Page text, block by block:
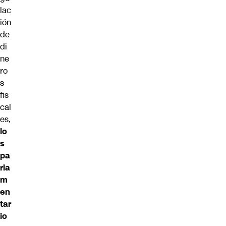
lac
ión
de
di
ne
ro
s
fis
cal
es,
lo
s
pa
rla
m
en
tar
io